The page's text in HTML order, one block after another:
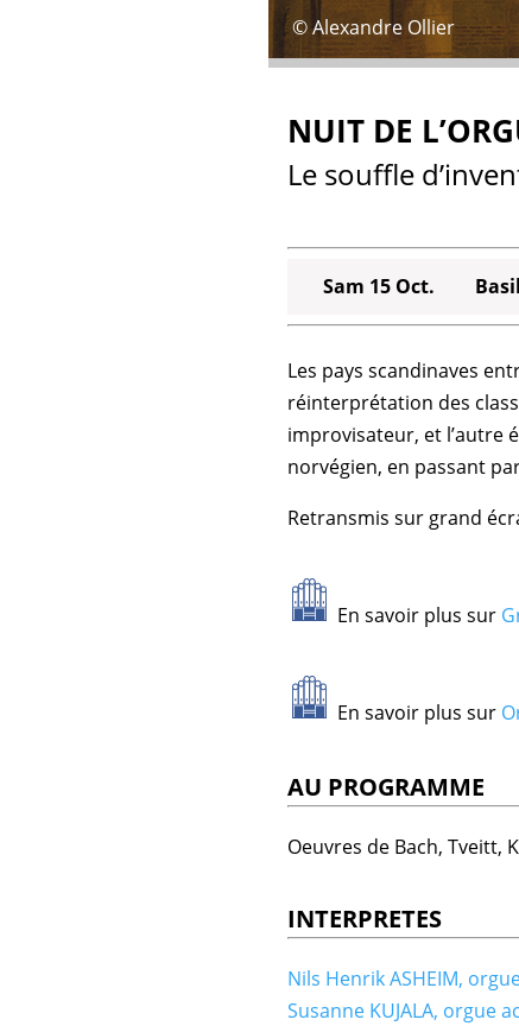
© Alexandre Ollier
NUIT DE
Le souffle
Sam 15 Oct.
Les pays scandinaves
réinterprétation des
improvisateur, et l’autre
norvégien, en passant
Retransmis sur grand
En savoir plus sur
En savoir plus sur
AU PROGRAMME
Oeuvres de Bach, Tveitt,
INTERPRETES
Nils Henrik ASHEIM,
Susanne KUJALA, orgue